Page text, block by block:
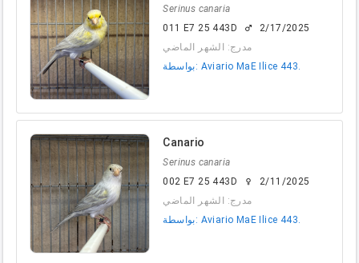
Serinus canaria
011 E7 25 443D
male
2/17/2025
مدرج: الشهر الماضي
بواسطة: Aviario MaE Ilice 443.
Canario
Serinus canaria
002 E7 25 443D
female
2/11/2025
مدرج: الشهر الماضي
بواسطة: Aviario MaE Ilice 443.